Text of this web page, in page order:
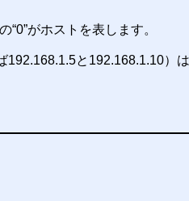
がホストを表します。
と192.168.1.10）